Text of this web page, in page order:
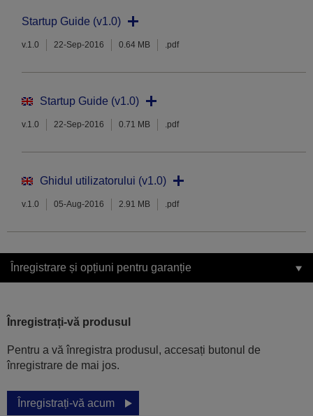
Startup Guide (v1.0)
v.1.0 22-Sep-2016 0.64 MB .pdf
Startup Guide (v1.0)
v.1.0 22-Sep-2016 0.71 MB .pdf
Ghidul utilizatorului (v1.0)
v.1.0 05-Aug-2016 2.91 MB .pdf
Înregistrare și opțiuni pentru garanție
Înregistrați-vă produsul
Pentru a vă înregistra produsul, accesați butonul de
înregistrare de mai jos.
Înregistrați-vă acum